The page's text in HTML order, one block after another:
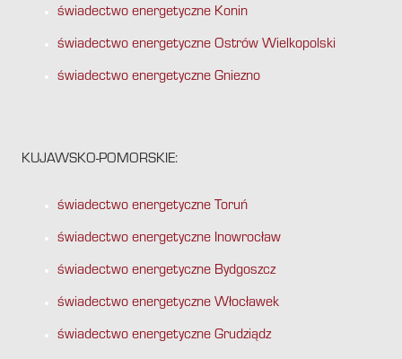
świadectwo energetyczne Konin
świadectwo energetyczne Ostrów Wielkopolski
świadectwo energetyczne Gniezno
KUJAWSKO-POMORSKIE:
świadectwo energetyczne Toruń
świadectwo energetyczne Inowrocław
świadectwo energetyczne Bydgoszcz
świadectwo energetyczne Włocławek
świadectwo energetyczne Grudziądz